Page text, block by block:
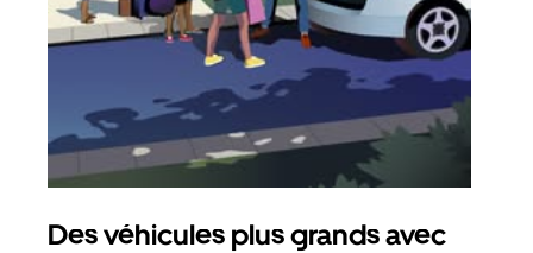
Des véhicules plus grands avec